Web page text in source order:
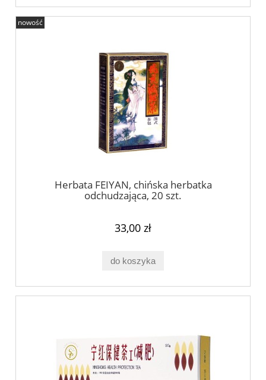
Herbata FEIYAN, chińska herbatka
odchudzająca, 20 szt.
33,00 zł
do koszyka
nowość